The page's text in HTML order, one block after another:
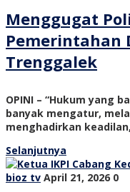
Menggugat
Pemerintahan
Trenggalek
OPINI – “Hukum yang
banyak mengatur,
menghadirkan
Selanjutnya
bioz tv April 21, 2026 0